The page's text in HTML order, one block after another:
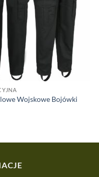
Wojskowe Bojówki